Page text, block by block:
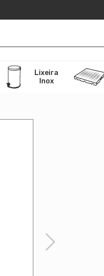
Lixeira
Inox